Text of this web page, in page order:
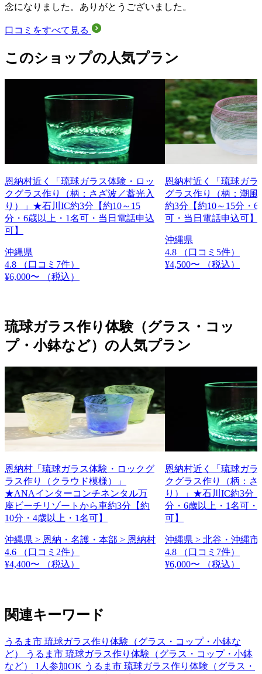
念になりました。ありがとうございました。
口コミをすべて見る
このショップの人気プラン
恩納村近く「琉球ガラス体験・ロッ
クグラス作り（柄：さざ波／蓄光入
り）」★石川IC約3分【約10～15
分・6歳以上・1名可・当日電話申込
可】
沖縄県
4.8
（口コミ7件）
¥6,000〜
（税込）
恩納村近く「琉球ガラ
グラス作り（柄：潮
約3分【約10～15分・6
可・当日電話申込可】
沖縄県
4.8
（口コミ5件）
¥4,500〜
（税込）
琉球ガラス作り体験（グラス・コッ
プ・小鉢など）の人気プラン
恩納村「琉球ガラス体験・ロックグ
ラス作り（クラウド模様）」
★ANAインターコンチネンタル万
座ビーチリゾートから車約3分【約
10分・4歳以上・1名可】
沖縄県 > 恩納・名護・本部 > 恩納村
4.6
（口コミ2件）
¥4,400〜
（税込）
恩納村近く「琉球ガラ
クグラス作り（柄：さ
り）」★石川IC約3分
分・6歳以上・1名可・
可】
沖縄県 > 北谷・沖縄市
4.8
（口コミ7件）
¥6,000〜
（税込）
関連キーワード
うるま市 琉球ガラス作り体験（グラス・コップ・小鉢な
ど）
うるま市 琉球ガラス作り体験（グラス・コップ・小鉢
など） 1人参加OK うるま市 琉球ガラス作り体験（グラス・